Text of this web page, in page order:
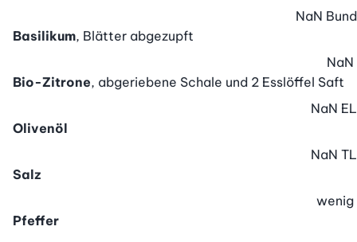
Basilikum, Blätter abgezupft
NaN Bund
Bio-Zitrone, abgeriebene Schale und 2 Esslöffel Saft
NaN
Olivenöl
NaN EL
Salz
NaN TL
Pfeffer
wenig